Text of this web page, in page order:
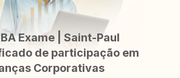
Exame | Saint-Paul
de participação em
Corporativas